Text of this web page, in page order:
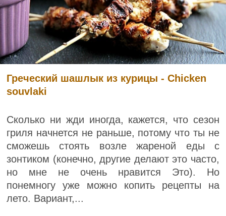
Греческий шашлык из курицы - Chicken
souvlaki
Сколько ни жди иногда, кажется, что сезон
гриля начнется не раньше, потому что ты не
сможешь стоять возле жареной еды с
зонтиком (конечно, другие делают это часто,
но мне не очень нравится Это). Но
понемногу уже можно копить рецепты на
лето. Вариант,...